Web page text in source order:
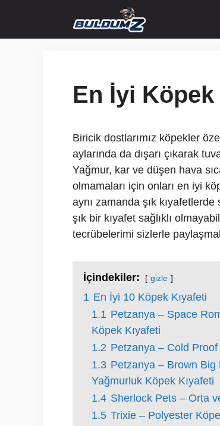
En İyi Köpek
Biricik dostlarımız köpekler
aylarında da dışarı çıkarak
Yağmur, kar ve düşen hava
olmamaları için onları en iyi
aynı zamanda şık
şık bir kıyafet sağlıklı
tecrübelerimi sizlerle
İçindekiler: gizle
1 En İyi 10 Köpek Kıyafeti
1.1 Petzanya – Space
Köpek Kıyafeti
1.2 Petzanya – Cold
1.3 Petzanya – Brown
Yağmurluk Köpek Kıyafeti
1.4 Sherlock Pets – Orta
1.5 Trixie – Polyester